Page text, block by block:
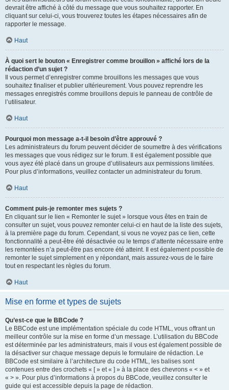
devrait être affiché à côté du message que vous souhaitez rapporter. En
cliquant sur celui-ci, vous trouverez toutes les étapes nécessaires afin de
rapporter le message.
Haut
À quoi sert le bouton « Enregistrer comme brouillon » affiché lors de la
rédaction d’un sujet ?
Il vous permet d’enregistrer comme brouillons les messages que vous
souhaitez finaliser et publier ultérieurement. Vous pouvez reprendre les
messages enregistrés comme brouillons depuis le panneau de contrôle de
l’utilisateur.
Haut
Pourquoi mon message a-t-il besoin d’être approuvé ?
Les administrateurs du forum peuvent décider de soumettre à des vérifications
les messages que vous rédigez sur le forum. Il est également possible que
vous ayez été placé dans un groupe d’utilisateurs aux permissions limitées.
Pour plus d’informations, veuillez contacter un administrateur du forum.
Haut
Comment puis-je remonter mes sujets ?
En cliquant sur le lien « Remonter le sujet » lorsque vous êtes en train de
consulter un sujet, vous pouvez remonter celui-ci en haut de la liste des sujets,
à la première page du forum. Cependant, si vous ne voyez pas ce lien, cette
fonctionnalité a peut-être été désactivée ou le temps d’attente nécessaire entre
les remontées n’a peut-être pas encore été atteint. Il est également possible de
remonter le sujet simplement en y répondant, mais assurez-vous de le faire
tout en respectant les règles du forum.
Haut
Mise en forme et types de sujets
Qu’est-ce que le BBCode ?
Le BBCode est une implémentation spéciale du code HTML, vous offrant un
meilleur contrôle sur la mise en forme d’un message. L’utilisation du BBCode
est déterminée par les administrateurs, mais il vous est également possible de
la désactiver sur chaque message depuis le formulaire de rédaction. Le
BBCode est similaire à l’architecture du code HTML, les balises sont
contenues entre des crochets « [ » et « ] » à la place des chevrons « < » et
« > ». Pour plus d’informations à propos du BBCode, veuillez consulter le
guide qui est accessible depuis la page de rédaction.